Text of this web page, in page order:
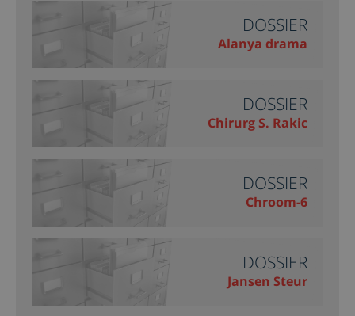
DOSSIER
Alanya drama
DOSSIER
Chirurg S. Rakic
DOSSIER
Chroom-6
DOSSIER
Jansen Steur